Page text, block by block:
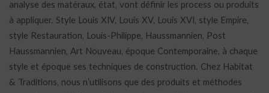
analyse des matéraux, état, vont définir les process ou produits
à appliquer. Style Louis XIV, Louis XV, Louis XVI, style Empire,
style Restauration, Louis-Philippe, Haussmannien, Post
Haussmannien, Art Nouveau, époque Contemporaine, à chaque
style et époque ses techniques de construction. Chez Habitat
& Traditions, nous n’utilisons que des produits et méthodes